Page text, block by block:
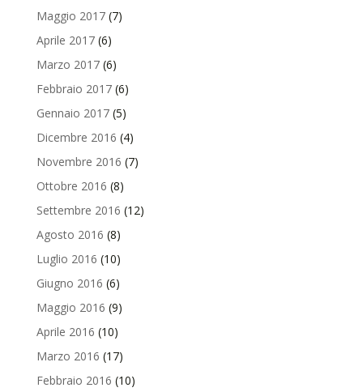
Maggio 2017(7)
Aprile 2017(6)
Marzo 2017(6)
Febbraio 2017(6)
Gennaio 2017(5)
Dicembre 2016 (4)
Novembre 2016 (7)
Ottobre 2016 (8)
Settembre 2016 (12)
Agosto 2016 (8)
Luglio 2016 (10)
Giugno 2016 (6)
Maggio 2016 (9)
Aprile 2016 (10)
Marzo 2016 (17)
Febbraio 2016 (10)